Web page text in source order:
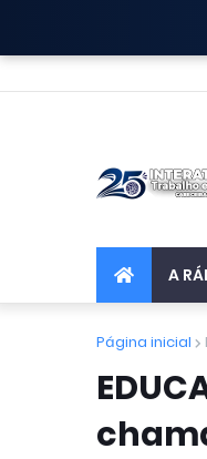
A
Página inicial